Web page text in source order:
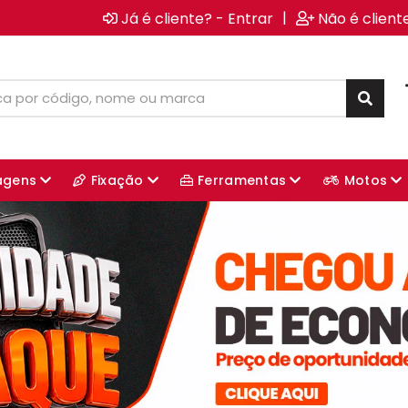
Já é cliente? - Entrar | Não é
Fixação Ferramentas Motos